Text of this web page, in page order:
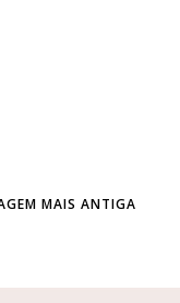
MAIS ANTIGA